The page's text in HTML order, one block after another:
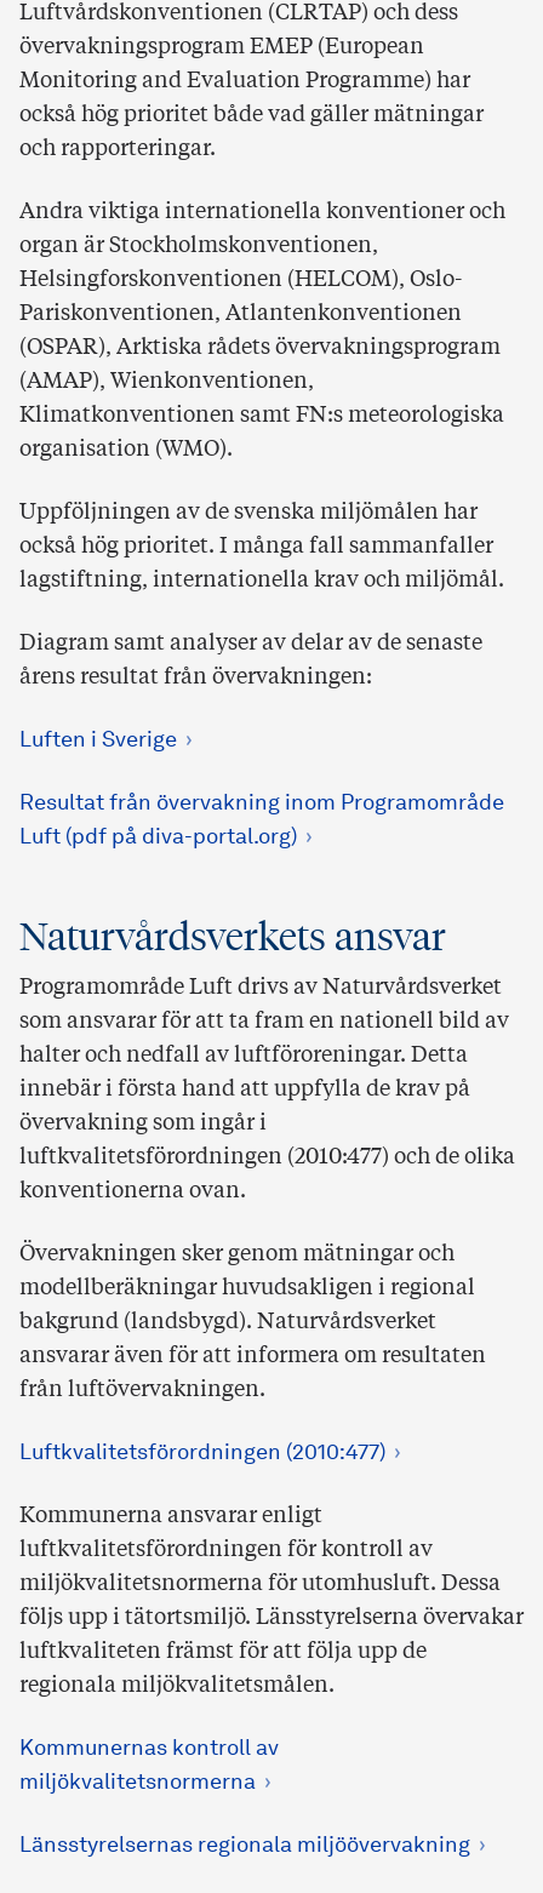
Luftvårdskonventionen (CLRTAP) och dess
övervakningsprogram EMEP (European
Monitoring and Evaluation Programme) har
också hög prioritet både vad gäller mätningar
och rapporteringar.
Andra viktiga internationella konventioner och
organ är Stockholmskonventionen,
Helsingforskonventionen (HELCOM), Oslo-
Pariskonventionen, Atlantenkonventionen
(OSPAR), Arktiska rådets övervakningsprogram
(AMAP), Wienkonventionen,
Klimatkonventionen samt FN:s meteorologiska
organisation (WMO).
Uppföljningen av de svenska miljömålen har
också hög prioritet. I många fall sammanfaller
lagstiftning, internationella krav och miljömål.
Diagram samt analyser av delar av de senaste
årens resultat från övervakningen:
Luften i Sverige
Resultat från övervakning inom Programområde
Luft (pdf på diva-portal.org)
Naturvårdsverkets ansvar
Programområde Luft drivs av Naturvårdsverket
som ansvarar för att ta fram en nationell bild av
halter och nedfall av luftföroreningar. Detta
innebär i första hand att uppfylla de krav på
övervakning som ingår i
luftkvalitetsförordningen (2010:477) och de olika
konventionerna ovan.
Övervakningen sker genom mätningar och
modellberäkningar huvudsakligen i regional
bakgrund (landsbygd). Naturvårdsverket
ansvarar även för att informera om resultaten
från luftövervakningen.
Luftkvalitetsförordningen (2010:477)
Kommunerna ansvarar enligt
luftkvalitetsförordningen för kontroll av
miljökvalitetsnormerna för utomhusluft. Dessa
följs upp i tätortsmiljö. Länsstyrelserna övervakar
luftkvaliteten främst för att följa upp de
regionala miljökvalitetsmålen.
Kommunernas kontroll av
miljökvalitetsnormerna
Länsstyrelsernas regionala miljöövervakning